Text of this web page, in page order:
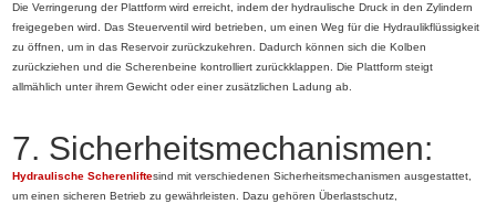
Die Verringerung der Plattform wird erreicht, indem der hydraulische Druck in den Zylindern
freigegeben wird. Das Steuerventil wird betrieben, um einen Weg für die Hydraulikflüssigkeit
zu öffnen, um in das Reservoir zurückzukehren. Dadurch können sich die Kolben
zurückziehen und die Scherenbeine kontrolliert zurückklappen. Die Plattform steigt
allmählich unter ihrem Gewicht oder einer zusätzlichen Ladung ab.
7. Sicherheitsmechanismen:
Hydraulische Scherenliftesind mit verschiedenen Sicherheitsmechanismen ausgestattet,
um einen sicheren Betrieb zu gewährleisten. Dazu gehören Überlastschutz,